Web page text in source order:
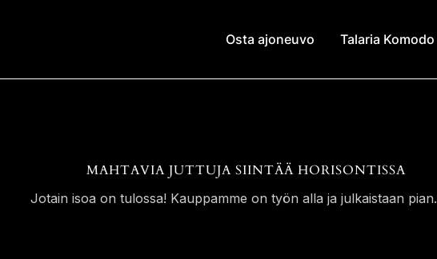
Osta ajoneuvo Talaria Komodo
MAHTAVIA JUTTUJA SIINTÄÄ HORISONTISSA
Jotain isoa on tulossa! Kauppamme on työn alla ja julkaistaan pian.